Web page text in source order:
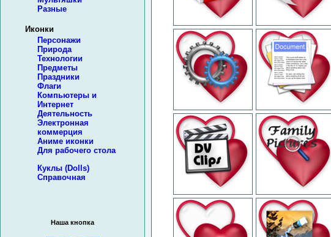
Разные
Иконки
Персонажи
Природа
Технологии
Предметы
Праздники
Флаги
Компьютеры и
Интернет
Деятельность
Электронная
коммерция
Аниме иконки
Для рабочего стола
Куклы (Dolls)
Справочная
Наша кнопка